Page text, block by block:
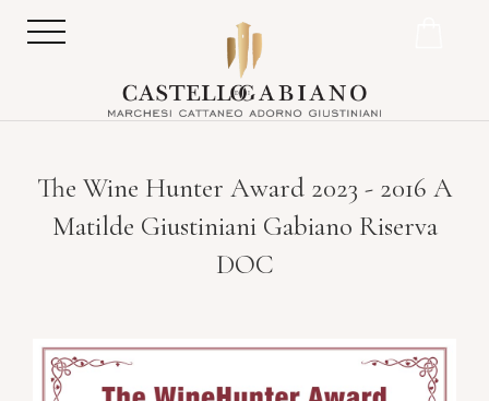
The Wine Hunter Award 2023 - 2016 A
Matilde Giustiniani Gabiano Riserva
DOC